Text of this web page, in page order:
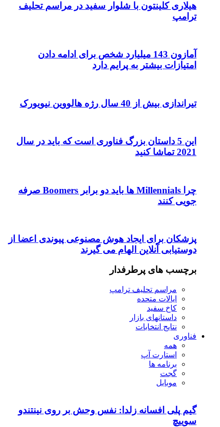
هیلاری کلینتون با شلوار سفید در مراسم تحلیف
ترامپ
آمازون 143 میلیارد شخص برای ادامه دادن
امتیازات بیشتر به پرایم دارد
تیراندازی بیش از 40 سال رژه هالووین نیویورک
این 5 داستان بزرگ فناوری است که باید در سال
2021 تماشا کنید
چرا Millennials ها باید دو برابر Boomers صرفه
جویی کنند
پزشکان برای ایجاد هوش مصنوعی پیوندی اعضا از
دوستیابی آنلاین الهام می گیرند
برچسب های پرطرفدار
مراسم تحلیف ترامپ
ایالات متحده
کاخ سفید
داستانهای بازار
نتایج انتخابات
فناوری
همه
استارت آپ
برنامه ها
گجت
موبایل
گیم پلی افسانه زلدا: نفس وحش بر روی نینتندو
سوییچ